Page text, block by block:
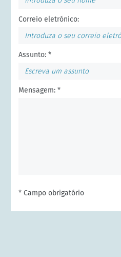
Correio eletrónico:
Assunto: *
Mensagem: *
* Campo obrigatório